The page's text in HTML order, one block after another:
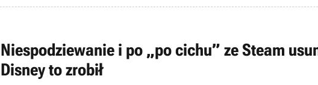
Niespodziewanie i po „po cichu” ze Steam
Disney to zrobił